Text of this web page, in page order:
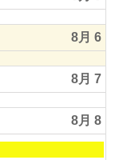
8月 6
8月 7
8月 8